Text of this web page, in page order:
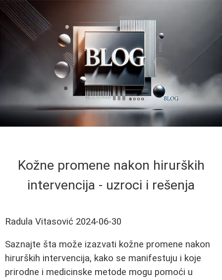
Kožne promene nakon hirurških
intervencija - uzroci i rešenja
Radula Vitasović 2024-06-30
Saznajte šta može izazvati kožne promene nakon
hirurških intervencija, kako se manifestuju i koje
prirodne i medicinske metode mogu pomoći u